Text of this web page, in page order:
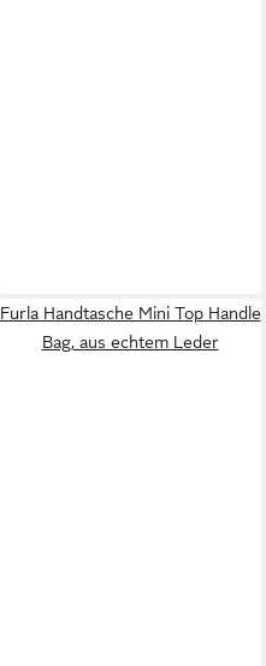
Furla Handtasche Mini Top Handle
Bag, aus echtem Leder